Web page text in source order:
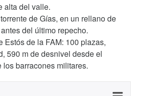
alta del valle.
de Gías, en un rellano de
del último repecho.
Estós de la FAM: 100 plazas,
590 m de desnivel desde el
los barracones militares.